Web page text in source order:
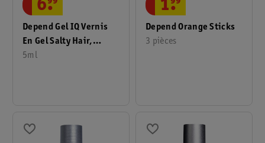
Depend Gel IQ Vernis
En Gel Salty Hair,
Ocean Air
5ml
6.
Depend Orange Sticks
3 pièces
1.